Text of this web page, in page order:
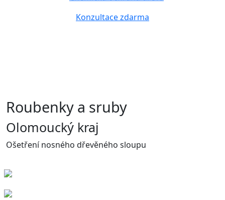
Konzultace zdarma
Roubenky a sruby
Olomoucký kraj
Ošetření nosného dřevěného sloupu